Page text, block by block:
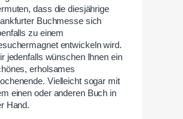
dass die diesjährige
Buchmesse sich
zu einem
entwickeln wird.
jedenfalls wünschen Ihnen ein
erholsames
Vielleicht sogar mit
einen oder anderen Buch in
Hand.